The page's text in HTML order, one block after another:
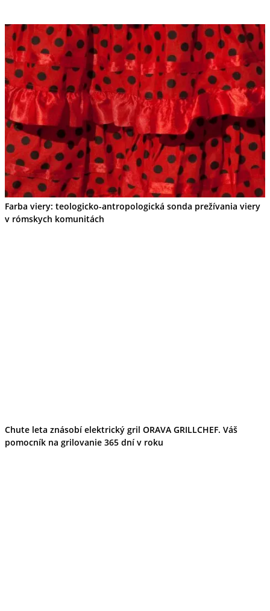
Farba viery: teologicko-antropologická sonda prežívania viery
v rómskych komunitách
Chute leta znásobí elektrický gril ORAVA GRILLCHEF. Váš
pomocník na grilovanie 365 dní v roku